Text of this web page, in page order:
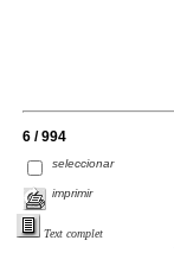
6 / 994
seleccionar
imprimir
Text complet